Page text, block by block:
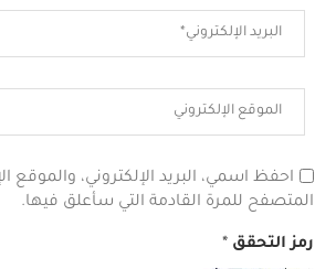
احفظ اسمي، البريد الإلكتروني، والموقع
المتصفح للمرة القادمة التي سأعلق فيها.
رمز التحقق *